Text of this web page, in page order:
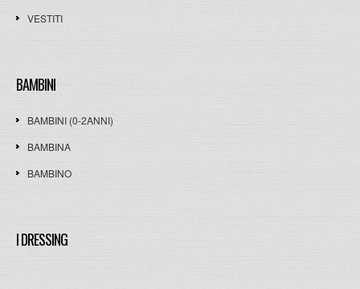
VESTITI
BAMBINI
BAMBINI (0-2ANNI)
BAMBINA
BAMBINO
I DRESSING